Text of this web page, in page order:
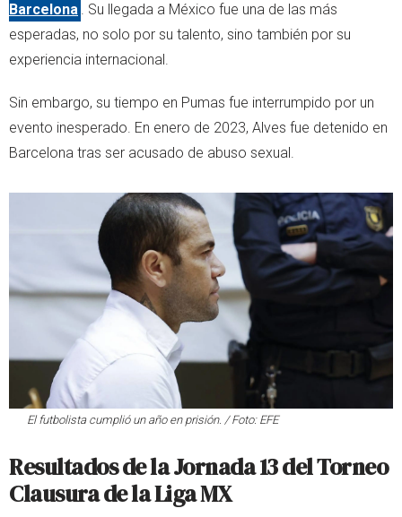
Barcelona . Su llegada a México fue una de las más
esperadas, no solo por su talento, sino también por su
experiencia internacional.
Sin embargo, su tiempo en Pumas fue interrumpido por un
evento inesperado. En enero de 2023, Alves fue detenido en
Barcelona tras ser acusado de abuso sexual.
El futbolista cumplió un año en prisión. / Foto: EFE
Resultados de la Jornada 13 del Torneo
Clausura de la Liga MX